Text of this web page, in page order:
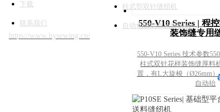
下载
联系我们
柱式型双针缝纫机
自动化缝制单元缝纫机
版权所
https://www.hysewing.cn/ https://www.e-
550-V10 Series | 程
装饰缝专用
550-V10 Series 技术参数
柱式双针花样装饰缝厚料
置，有L大旋梭（Ø26mm
自动抬